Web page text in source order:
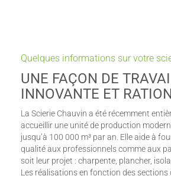
Quelques informations sur votre
UNE FAÇON DE
INNOVANTE ET
La Scierie Chauvin a été récemment
accueillir une unité de production
jusqu’à 100 000 m³ par an. Elle aide à
qualité aux professionnels comme aux
soit leur projet : charpente, plancher,
Les réalisations en fonction des sections